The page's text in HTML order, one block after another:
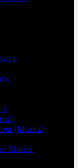
(Müritz)
Müritz